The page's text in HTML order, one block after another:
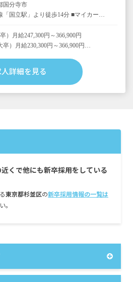
国分寺市
国立駅」より徒歩14分 ■マイカー・
6,000円の駐車場補助あり）
卒）月給247,300円～366,900円
卒）月給230,300円～366,900円
卒）基本給 217,300円～336,900円
卒）基本給 200,300円～336,900円
手当 月10,000円
当 月5,000円～45,000円
1回（4月）昨年実績：最大8,700円／ひ
り
）
万円／23歳／入職2年目
詳細を見る
くで他にも新卒採用をしている
東京都杉並区の新卒採用情報の一覧は
。